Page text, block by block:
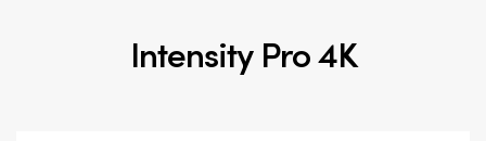
Intensity Pro 4K